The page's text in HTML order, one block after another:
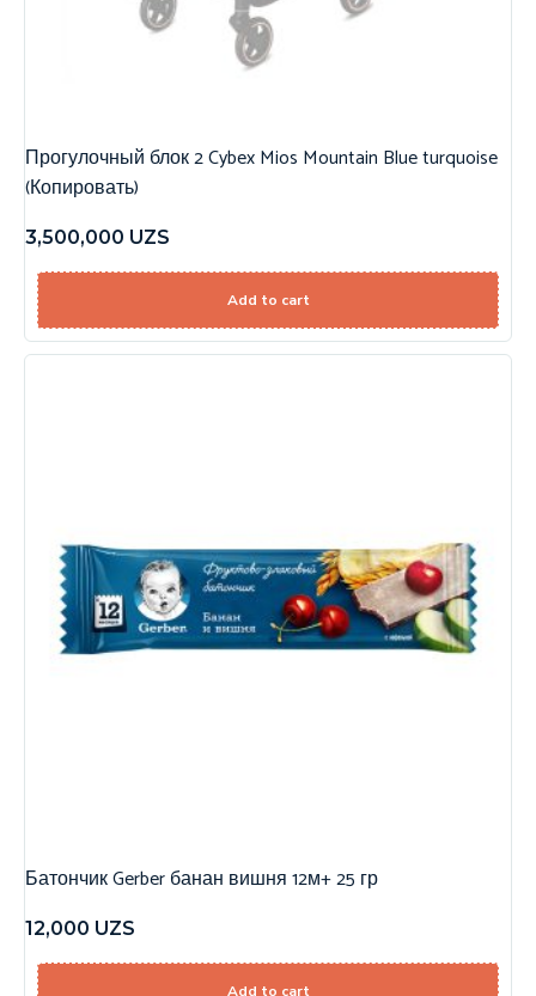
Прогулочный блок 2 Cybex Mios Mountain Blue turquoise
(Копировать)
3,500,000 UZS
Add to cart
Батончик Gerber банан вишня 12м+ 25 гр
12,000 UZS
Add to cart